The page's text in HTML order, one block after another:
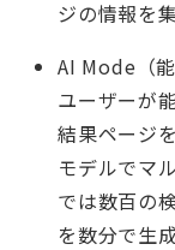
ジの情報を
AI Mode（
ユーザーが
結果ページを
モデルでマ
では数百の
を数分で生成